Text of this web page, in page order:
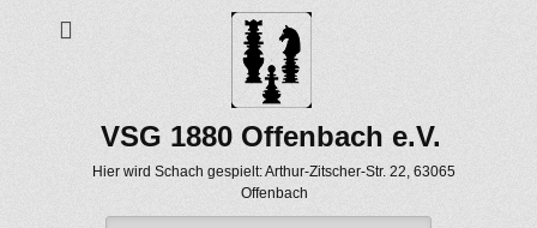
VSG 1880 Offenbach e.V.
Hier wird Schach gespielt: Arthur-Zitscher-Str. 22, 63065
Offenbach